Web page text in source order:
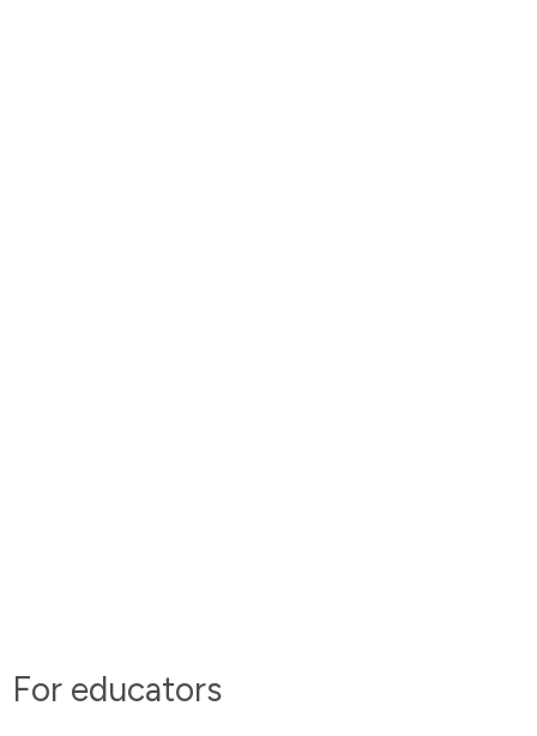
For educators